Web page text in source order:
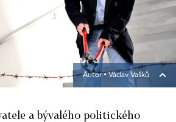
Autor ▪ Václav Vašků
a bývalého politického